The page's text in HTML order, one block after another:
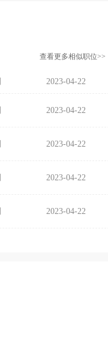
查看更多相似职位>>
2023-04-22
2023-04-22
2023-04-22
2023-04-22
2023-04-22